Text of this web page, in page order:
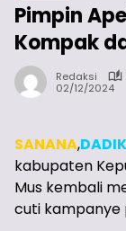
Pimpin
Kompak
Redaksi
02/12/2024
SANANA,
kabupaten
Mus kembali
cuti kampanye